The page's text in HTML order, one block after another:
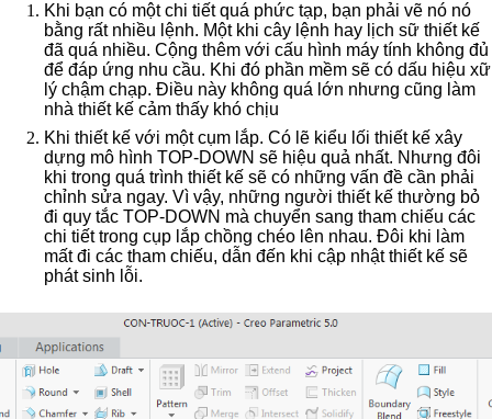
Khi bạn có một chi tiết quá phức tạp, bạn phải vẽ nó nó
bằng rất nhiều lệnh. Một khi cây lệnh hay lịch sữ thiết kế
đã quá nhiều. Cộng thêm với cấu hình máy tính không đủ
để đáp ứng nhu cầu. Khi đó phần mềm sẽ có dấu hiệu xữ
lý chậm chạp. Điều này không quá lớn nhưng cũng làm
nhà thiết kế cảm thấy khó chịu
Khi thiết kế với một cụm lắp. Có lẽ kiểu lối thiết kế xây
dựng mô hình TOP-DOWN sẽ hiệu quả nhất. Nhưng đôi
khi trong quá trình thiết kế sẽ có những vấn đề cần phải
chỉnh sửa ngay. Vì vậy, những người thiết kế thường bỏ
đi quy tắc TOP-DOWN mà chuyển sang tham chiếu các
chi tiết trong cụp lắp chồng chéo lên nhau. Đôi khi làm
mất đi các tham chiếu, dẫn đến khi cập nhật thiết kế sẽ
phát sinh lỗi.